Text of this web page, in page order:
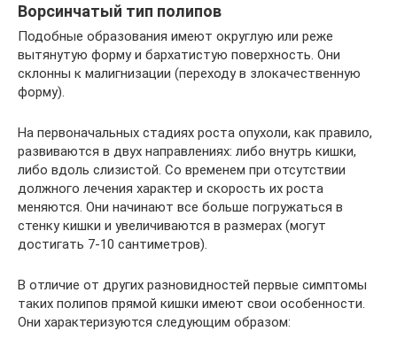
Ворсинчатый тип полипов
Подобные образования имеют округлую или реже
вытянутую форму и бархатистую поверхность. Они
склонны к малигнизации (переходу в злокачественную
форму).
На первоначальных стадиях роста опухоли, как правило,
развиваются в двух направлениях: либо внутрь кишки,
либо вдоль слизистой. Со временем при отсутствии
должного лечения характер и скорость их роста
меняются. Они начинают все больше погружаться в
стенку кишки и увеличиваются в размерах (могут
достигать 7-10 сантиметров).
В отличие от других разновидностей первые симптомы
таких полипов прямой кишки имеют свои особенности.
Они характеризуются следующим образом: